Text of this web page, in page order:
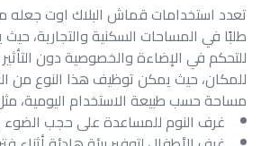
تعدد استخدامات قماش البلاك اوت جعله
طلبًا في المساحات السكنية والتجارية،
للتحكم في الإضاءة والخصوصية دون
للمكان، حيث يمكن توظيف هذا النوع من
مساحة حسب طبيعة الاستخدام اليومية،
غرف النوم للمساعدة على حجب